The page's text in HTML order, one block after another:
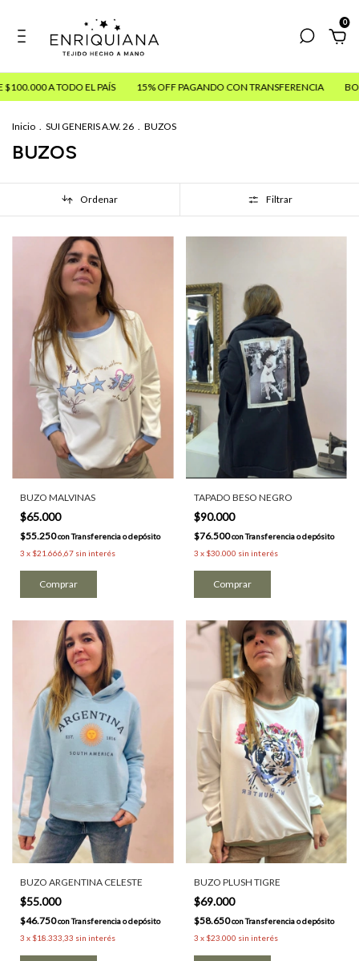
0
EL PAÍS 15% OFF PAGANDO CON TRANSFERENCIA BORDADOS Y
Inicio . SUI GENERIS A.W. 26 . BUZOS
BUZOS
Ordenar Filtrar
BUZO MALVINAS
$65.000
$55.250conTransferencia o depósito
3 x $21.666,67 sin interés
TAPADO BESO NEGRO
$90.000
$76.500conTransferencia o depósito
3 x $30.000 sin interés
BUZO ARGENTINA CELESTE
$55.000
$46.750conTransferencia o depósito
3 x $18.333,33 sin interés
BUZO PLUSH TIGRE
$69.000
$58.650conTransferencia o depósito
3 x $23.000 sin interés